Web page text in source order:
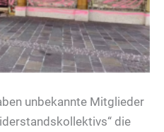
unbekannte Mitglieder
die